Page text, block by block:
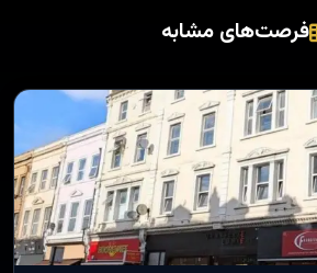
فرصت‌های مشابه